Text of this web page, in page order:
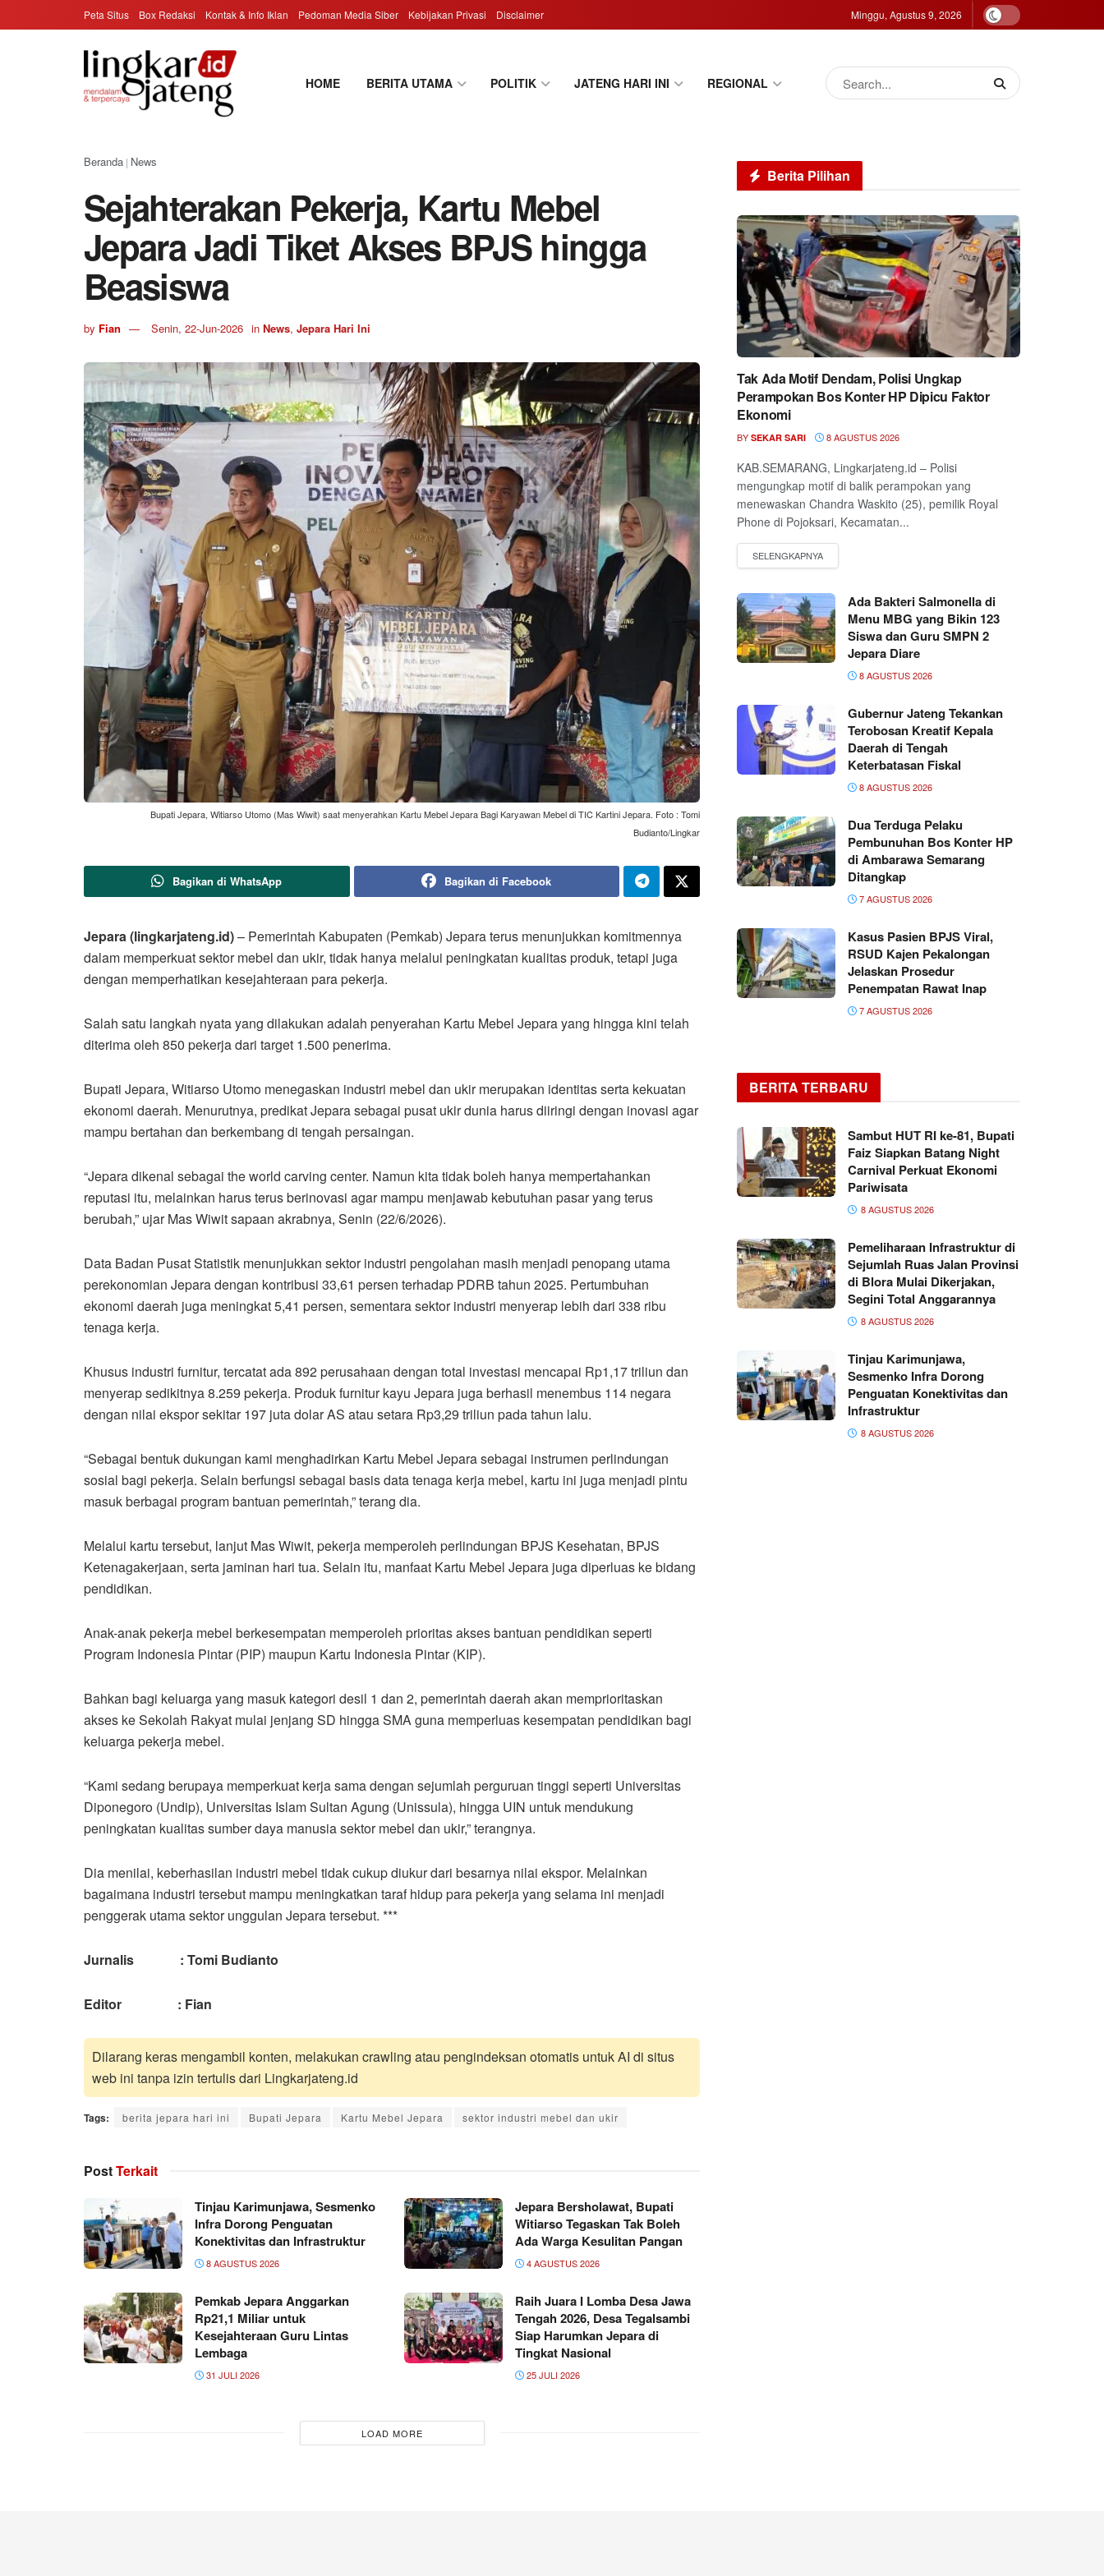
Peta Situs Box Redaksi Kontak & Info Iklan Pedoman Media Siber Kebijakan Privasi Disclaimer Minggu, Agustus 9, 2026
HOME BERITA UTAMA POLITIK JATENG HARI INI REGIONAL
Beranda | News
Sejahterakan Pekerja, Kartu Mebel
Jepara Jadi Tiket Akses BPJS hingga
Beasiswa
by Fian Senin, 22-Jun-2026 in News, Jepara Hari Ini
Bupati Jepara, Witiarso Utomo (Mas Wiwit) saat menyerahkan Kartu Mebel Jepara Bagi Karyawan Mebel di TIC Kartini Jepara. Foto : Tomi
Budianto/Lingkar
Bagikan di WhatsApp Bagikan di Facebook
Jepara (lingkarjateng.id)– Pemerintah Kabupaten (Pemkab) Jepara terus menunjukkan komitmennya
dalam memperkuat sektor mebel dan ukir, tidak hanya melalui peningkatan kualitas produk, tetapi juga
dengan memperhatikan kesejahteraan para pekerja.
Salah satu langkah nyata yang dilakukan adalah penyerahan Kartu Mebel Jepara yang hingga kini telah
diterima oleh 850 pekerja dari target 1.500 penerima.
Bupati Jepara, Witiarso Utomo menegaskan industri mebel dan ukir merupakan identitas serta kekuatan
ekonomi daerah. Menurutnya, predikat Jepara sebagai pusat ukir dunia harus diiringi dengan inovasi agar
mampu bertahan dan berkembang di tengah persaingan.
“Jepara dikenal sebagai the world carving center. Namun kita tidak boleh hanya mempertahankan
reputasi itu, melainkan harus terus berinovasi agar mampu menjawab kebutuhan pasar yang terus
berubah,” ujar Mas Wiwit sapaan akrabnya, Senin (22/6/2026).
Data Badan Pusat Statistik menunjukkan sektor industri pengolahan masih menjadi penopang utama
perekonomian Jepara dengan kontribusi 33,61 persen terhadap PDRB tahun 2025. Pertumbuhan
ekonomi daerah juga meningkat 5,41 persen, sementara sektor industri menyerap lebih dari 338 ribu
tenaga kerja.
Khusus industri furnitur, tercatat ada 892 perusahaan dengan total investasi mencapai Rp1,17 triliun dan
menyerap sedikitnya 8.259 pekerja. Produk furnitur kayu Jepara juga berhasil menembus 114 negara
dengan nilai ekspor sekitar 197 juta dolar AS atau setara Rp3,29 triliun pada tahun lalu.
“Sebagai bentuk dukungan kami menghadirkan Kartu Mebel Jepara sebagai instrumen perlindungan
sosial bagi pekerja. Selain berfungsi sebagai basis data tenaga kerja mebel, kartu ini juga menjadi pintu
masuk berbagai program bantuan pemerintah,” terang dia.
Melalui kartu tersebut, lanjut Mas Wiwit, pekerja memperoleh perlindungan BPJS Kesehatan, BPJS
Ketenagakerjaan, serta jaminan hari tua. Selain itu, manfaat Kartu Mebel Jepara juga diperluas ke bidang
pendidikan.
Anak-anak pekerja mebel berkesempatan memperoleh prioritas akses bantuan pendidikan seperti
Program Indonesia Pintar (PIP) maupun Kartu Indonesia Pintar (KIP).
Bahkan bagi keluarga yang masuk kategori desil 1 dan 2, pemerintah daerah akan memprioritaskan
akses ke Sekolah Rakyat mulai jenjang SD hingga SMA guna memperluas kesempatan pendidikan bagi
keluarga pekerja mebel.
“Kami sedang berupaya memperkuat kerja sama dengan sejumlah perguruan tinggi seperti Universitas
Diponegoro (Undip), Universitas Islam Sultan Agung (Unissula), hingga UIN untuk mendukung
peningkatan kualitas sumber daya manusia sektor mebel dan ukir,” terangnya.
Dia menilai, keberhasilan industri mebel tidak cukup diukur dari besarnya nilai ekspor. Melainkan
bagaimana industri tersebut mampu meningkatkan taraf hidup para pekerja yang selama ini menjadi
penggerak utama sektor unggulan Jepara tersebut. ***
Jurnalis : Tomi Budianto
Editor : Fian
Dilarang keras mengambil konten, melakukan crawling atau pengindeksan otomatis untuk AI di situs
web ini tanpa izin tertulis dari Lingkarjateng.id
Tags: berita jepara hari ini Bupati Jepara Kartu Mebel Jepara sektor industri mebel dan ukir
PostTerkait
Tinjau Karimunjawa, Sesmenko
Infra Dorong Penguatan
Konektivitas dan Infrastruktur
8 AGUSTUS 2026
Jepara Bersholawat, Bupati
Witiarso Tegaskan Tak Boleh
Ada Warga Kesulitan Pangan
4 AGUSTUS 2026
Pemkab Jepara Anggarkan
Rp21,1 Miliar untuk
Kesejahteraan Guru Lintas
Lembaga
31 JULI 2026
Raih Juara I Lomba Desa Jawa
Tengah 2026, Desa Tegalsambi
Siap Harumkan Jepara di
Tingkat Nasional
25 JULI 2026
LOAD MORE
Berita Pilihan
Tak Ada Motif Dendam, Polisi Ungkap
Perampokan Bos Konter HP Dipicu Faktor
Ekonomi
BY SEKAR SARI 8 AGUSTUS 2026
KAB.SEMARANG, Lingkarjateng.id – Polisi
mengungkap motif di balik perampokan yang
menewaskan Chandra Waskito (25), pemilik Royal
Phone di Pojoksari, Kecamatan...
Ada Bakteri Salmonella di
Menu MBG yang Bikin 123
Siswa dan Guru SMPN 2
Jepara Diare
8 AGUSTUS 2026
Gubernur Jateng Tekankan
Terobosan Kreatif Kepala
Daerah di Tengah
Keterbatasan Fiskal
8 AGUSTUS 2026
Dua Terduga Pelaku
Pembunuhan Bos Konter HP
di Ambarawa Semarang
Ditangkap
7 AGUSTUS 2026
Kasus Pasien BPJS Viral,
RSUD Kajen Pekalongan
Jelaskan Prosedur
Penempatan Rawat Inap
7 AGUSTUS 2026
BERITA TERBARU
Sambut HUT RI ke-81, Bupati
Faiz Siapkan Batang Night
Carnival Perkuat Ekonomi
Pariwisata
8 AGUSTUS 2026
Pemeliharaan Infrastruktur di
Sejumlah Ruas Jalan Provinsi
di Blora Mulai Dikerjakan,
Segini Total Anggarannya
8 AGUSTUS 2026
Tinjau Karimunjawa,
Sesmenko Infra Dorong
Penguatan Konektivitas dan
Infrastruktur
8 AGUSTUS 2026